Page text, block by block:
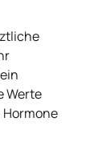
Werte
Hormone